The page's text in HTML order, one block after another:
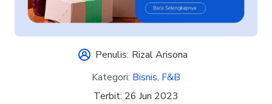
Penulis: Rizal Arisona
Kategori: Bisnis, F&B
Terbit: 26 Jun 2023